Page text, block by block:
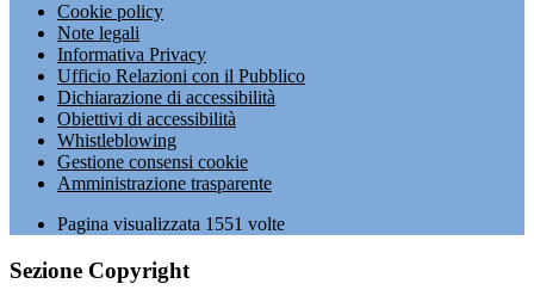
Cookie policy
Note legali
Informativa Privacy
Ufficio Relazioni con il Pubblico
Dichiarazione di accessibilità
Obiettivi di accessibilità
Whistleblowing
Gestione consensi cookie
Amministrazione trasparente
Pagina visualizzata 1551 volte
Sezione Copyright